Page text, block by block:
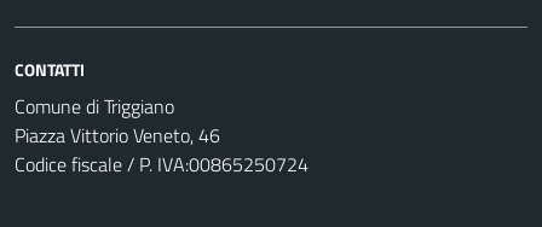
CONTATTI
Comune di Triggiano
Piazza Vittorio Veneto, 46
Codice fiscale / P. IVA:00865250724